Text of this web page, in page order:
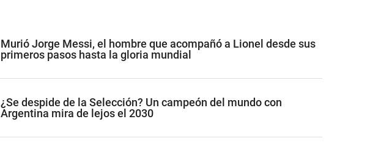
Murió Jorge Messi, el hombre que acompañó a Lionel desde sus
primeros pasos hasta la gloria mundial
¿Se despide de la Selección? Un campeón del mundo con
Argentina mira de lejos el 2030